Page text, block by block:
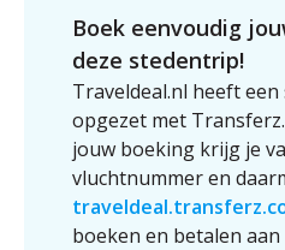
Boek eenvoudig
deze stedentrip!
Traveldeal.nl heeft
opgezet met
jouw boeking krijg je
vluchtnummer en
boeken en betalen